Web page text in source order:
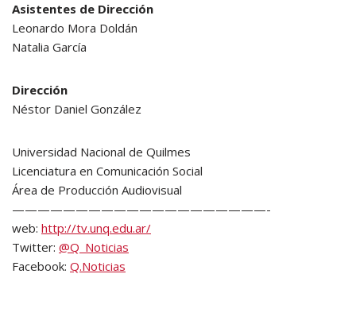
Asistentes de Dirección
Leonardo Mora Doldán
Natalia García
Dirección
Néstor Daniel González
Universidad Nacional de Quilmes
Licenciatura en Comunicación Social
Área de Producción Audiovisual
————————————————————-
web: http://tv.unq.edu.ar/
Twitter: @Q_Noticias
Facebook: Q.Noticias